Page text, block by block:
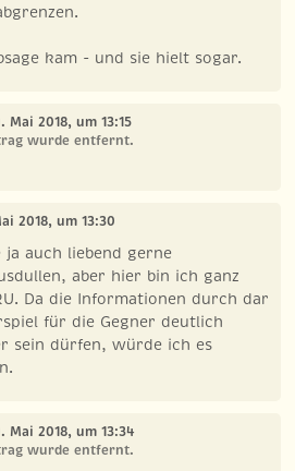
kam - und sie hielt sogar.
Mai 2018, um 13:15
wurde entfernt.
2018, um 13:30
ja auch liebend gerne
aber hier bin ich ganz
Da die Informationen durch dar
für die Gegner deutlich
sein dürfen, würde ich es
Mai 2018, um 13:34
wurde entfernt.